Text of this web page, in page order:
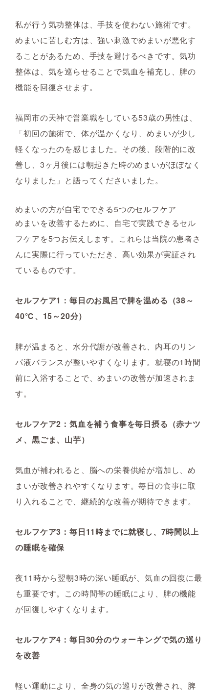
私が行う気功整体は、手技を使わない施術です。
めまいに苦しむ方は、強い刺激でめまいが悪化す
ることがあるため、手技を避けるべきです。気功
整体は、気を巡らせることで気血を補充し、脾の
機能を回復させます。
福岡市の天神で営業職をしている53歳の男性は、
「初回の施術で、体が温かくなり、めまいが少し
軽くなったのを感じました。その後、段階的に改
善し、3ヶ月後には朝起きた時のめまいがほぼなく
なりました」と語ってくださいました。
めまいの方が自宅でできる5つのセルフケア
めまいを改善するために、自宅で実践できるセル
フケアを5つお伝えします。これらは当院の患者さ
んに実際に行っていただき、高い効果が実証され
ているものです。
セルフケア1：毎日のお風呂で脾を温める（38～
40℃、15～20分）
脾が温まると、水分代謝が改善され、内耳のリン
パ液バランスが整いやすくなります。就寝の1時間
前に入浴することで、めまいの改善が加速されま
す。
セルフケア2：気血を補う食事を毎日摂る（赤ナツ
メ、黒ごま、山芋）
気血が補われると、脳への栄養供給が増加し、め
まいが改善されやすくなります。毎日の食事に取
り入れることで、継続的な改善が期待できます。
セルフケア3：毎日11時までに就寝し、7時間以上
の睡眠を確保
夜11時から翌朝3時の深い睡眠が、気血の回復に最
も重要です。この時間帯の睡眠により、脾の機能
が回復しやすくなります。
セルフケア4：毎日30分のウォーキングで気の巡り
を改善
軽い運動により、全身の気の巡りが改善され、脾